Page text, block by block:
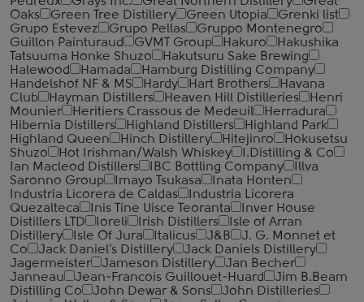
Oaks
Green Tree Distillery Green Utopia
Grenki list
Grupo Estevez
Grupo Pellas
Gruppo Montenegro
Guillon Painturaud
GVMT Group Hakuro
Hakushika
Tatsuuma Honke Shuzo
Hakutsuru Sake Brewing
Halewood
Hamada
Hamburg Distilling Company
Handelshof NF & MS
Hardy Hart Brothers
Havana
Club
Hayman Distillers Heaven Hill Distilleries
Henri
Mounier
Heritiers Crassous de Medeuil
Herradura
Hibernia Distillers
Highland Distillers
Highland Park
Highland Queen
Hinch Distillery Hitejinro
Hokusetsu
Shuzo
Hot Irishman/Walsh Whiskey
I.Distilling & Co
Ian Macleod Distillers
IBC Bottling Company
Illva
Saronno Group
Imayo Tsukasa
Inata Honten
Industria Licorera de Caldas
Industria Licorera
Quezalteca
Inis Tine Uisce Teoranta
Inver House
Distillers LTD
Ioreli Irish Distillers
Isle of Arran
Distillery
Isle Of Jura Italicus J&B
J. G. Monnet et
Co
Jack Daniel's Distillery
Jack Daniels Distillery
Jagermeister
Jameson Distillery
Jan Becher
Janneau
Jean-Francois Guillouet-Huard
Jim B.Beam
Distilling Co
John Dewar & Sons
John Distilleries